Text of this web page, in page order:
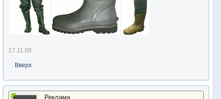
17.11.09
Вверх
Реклама